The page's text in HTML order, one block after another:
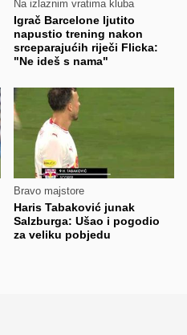
Na izlaznim vratima kluba
Igrač Barcelone ljutito
napustio trening nakon
srceparajućih riječi Flicka:
"Ne ideš s nama"
Bravo majstore
Haris Tabaković junak
Salzburga: Ušao i pogodio
za veliku pobjedu